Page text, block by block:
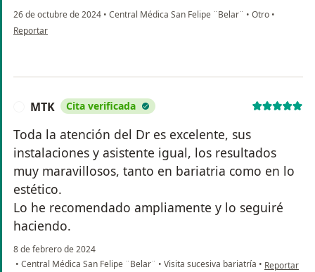
26 de octubre de 2024 • Central Médica San Felipe ¨Belar¨ • Otro •
en opinión del usuario Chris Vasquez
Reportar
MTK Cita verificada
Toda la atención del Dr es excelente, sus
instalaciones y asistente igual, los resultados
muy maravillosos, tanto en bariatria como en lo
estético.
Lo he recomendado ampliamente y lo seguiré
haciendo.
8 de febrero de 2024
• Central Médica San Felipe ¨Belar¨ • Visita sucesiva bariatría • en opinión
Reportar